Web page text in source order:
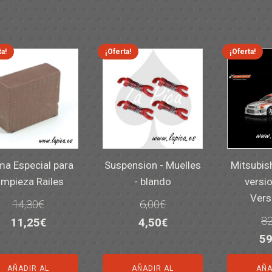
Especial para
Railes
14,30€
El
original
11,25€El
actual
AÑADIR AL
¡Oferta!
Suspension - Muelles
- blando
6,00€
El
original
4,50€El
actual
AÑADIR AL
¡Oferta!
El